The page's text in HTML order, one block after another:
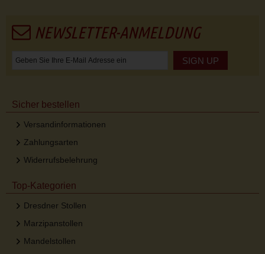
NEWSLETTER-ANMELDUNG
SIGN UP
Sicher bestellen
Versandinformationen
Zahlungsarten
Widerrufsbelehrung
Top-Kategorien
Dresdner Stollen
Marzipanstollen
Mandelstollen